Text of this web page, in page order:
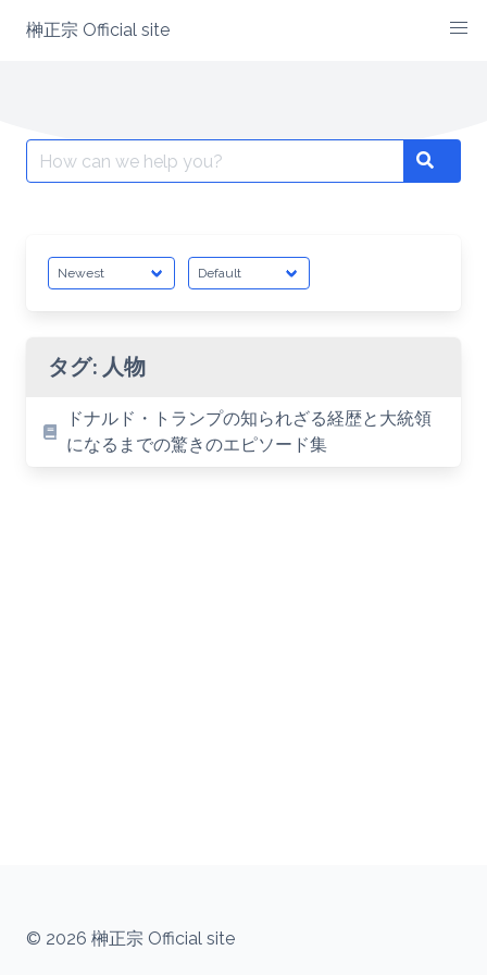
榊正宗 Official site
Search
for:
Search
タグ: 人物
ドナルド・トランプの知られざる経歴と大統領
になるまでの驚きのエピソード集
© 2026 榊正宗 Official site